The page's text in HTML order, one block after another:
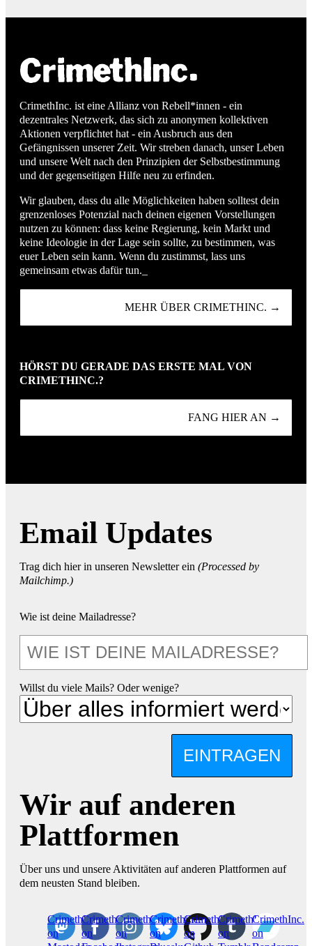
CrimethInc. ist eine Allianz von Rebell*innen - ein
dezentrales Netzwerk, das sich zu anonymen kollektiven
Aktionen verpflichtet hat - ein Ausbruch aus den
Gefängnissen unserer Zeit. Wir streben danach, unser Leben
und unsere Welt nach den Prinzipien der Selbstbestimmung
und der gegenseitigen Hilfe neu zu erfinden.
Wir glauben, dass du alle Möglichkeiten haben solltest dein
grenzenloses Potenzial nach deinen eigenen Vorstellungen
nutzen zu können: dass keine Regierung, kein Markt und
keine Ideologie in der Lage sein sollte, zu bestimmen, was
euer Leben sein kann. Wenn du zustimmst, lass uns
gemeinsam etwas dafür tun._
MEHR ÜBER CRIMETHINC. →
HÖRST DU GERADE DAS ERSTE MAL VON
CRIMETHINC.?
FANG HIER AN →
Email Updates
Trag dich hier in unseren Newsletter ein (Processed by
Mailchimp.)
Wie ist deine Mailadresse?
Willst du viele Mails? Oder wenige?
EINTRAGEN
Wir auf anderen
Plattformen
Über uns und unsere Aktivitäten auf anderen Plattformen auf
dem neusten Stand bleiben.
CrimethInc.
on
Crimethinc.
on
Crimethinc.
on
Crimethinc.
on
CrimethInc.
on
CrimethInc.
on
CrimethInc.
on